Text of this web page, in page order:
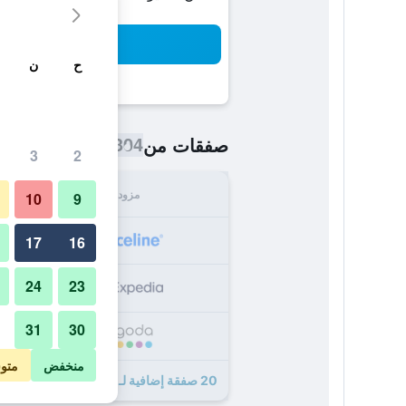
صفقات من304 ﷼
مزود
20 صفقة إضافية لـ هوتل أهورنهوف
ح ن
2
3
9
10
16
17
23
24
30
31
منخفض